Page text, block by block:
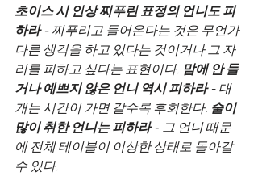
초이스 시 인상 찌푸린 표정의 언니도 피
하라 - 찌푸리고 들어온다는 것은 무언가
다른 생각을 하고 있다는 것이거나 그 자
리를 피하고 싶다는 표현이다. 맘에 안 들
거나 예쁘지 않은 언니 역시 피하라 - 대
개는 시간이 가면 갈수록 후회한다. 술이
많이 취한 언니는 피하라 - 그 언니 때문
에 전체 테이블이 이상한 상태로 돌아갈
수 있다.